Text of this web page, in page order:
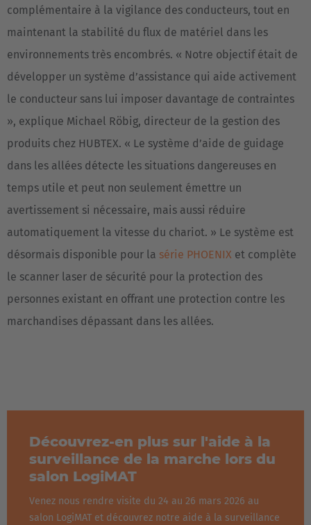
complémentaire à la vigilance des conducteurs, tout en
maintenant la stabilité du flux de matériel dans les
environnements très encombrés. « Notre objectif était de
développer un système d’assistance qui aide activement
le conducteur sans lui imposer davantage de contraintes
», explique Michael Röbig, directeur de la gestion des
produits chez HUBTEX. « Le système d’aide de guidage
dans les allées détecte les situations dangereuses en
temps utile et peut non seulement émettre un
avertissement si nécessaire, mais aussi réduire
automatiquement la vitesse du chariot. » Le système est
désormais disponible pour la série PHOENIX et complète
le scanner laser de sécurité pour la protection des
personnes existant en offrant une protection contre les
marchandises dépassant dans les allées.
Découvrez-en plus sur l'aide à la
surveillance de la marche lors du
salon LogiMAT
Venez nous rendre visite du 24 au 26 mars 2026 au
salon LogiMAT et découvrez notre aide à la surveillance